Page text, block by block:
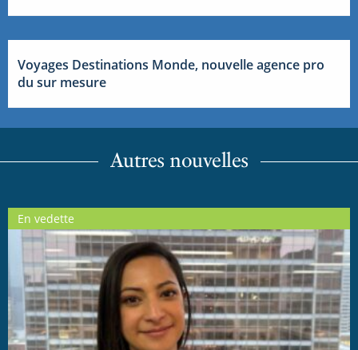
Voyages Destinations Monde, nouvelle agence pro
du sur mesure
Autres nouvelles
En vedette